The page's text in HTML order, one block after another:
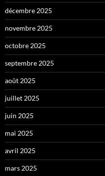
décembre 2025
novembre 2025
octobre 2025
septembre 2025
août 2025
juillet 2025
juin 2025
mai 2025
avril 2025
mars 2025